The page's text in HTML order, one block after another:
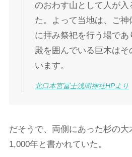
のおわす山として人が入
た。よって当地は、ご
に拝み祭祀を行う場で
殿を囲んでいる巨木はそ
います。
北口本宮冨士浅間神社HPより
だそうで、両側にあった杉の
1,000年と書かれていた。